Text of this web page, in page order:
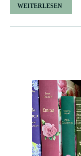
WEITERLESEN